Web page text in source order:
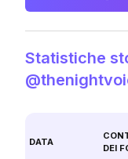
Statistiche
DATA
DEI